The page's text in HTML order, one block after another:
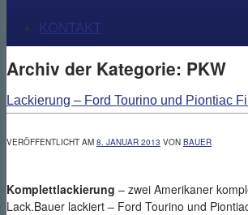
KONTAKT
Archiv der Kategorie: PKW
Lackierung – Ford Tourino und Piontiac
VERÖFFENTLICHT AM 8. JANUAR 2013 VON BAUER
Komplettlackierung – zwei Amerikaner
Lack.Bauer lackiert – Ford Tourino und